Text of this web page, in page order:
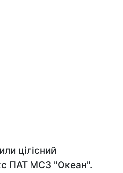
цілісний
ПАТ МСЗ "Океан".